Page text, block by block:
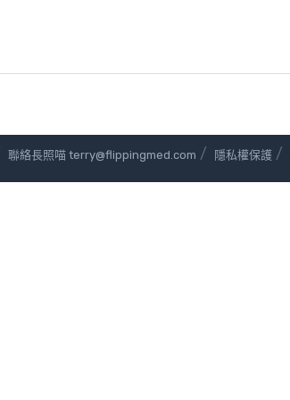
聯絡長照喵 terry@flippingmed.com / 隱私權保護 /